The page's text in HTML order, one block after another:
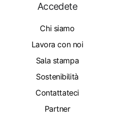
Accedete
Chi siamo
Lavora con noi
Sala stampa
Sostenibilità
Contattateci
Partner